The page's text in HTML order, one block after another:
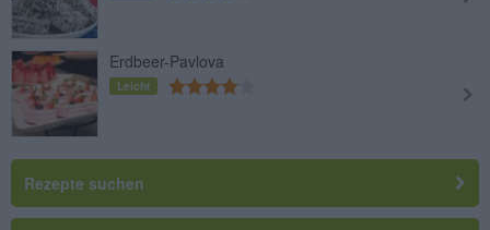
Erdbeer-Pavlova
Leicht
Rezepte suchen